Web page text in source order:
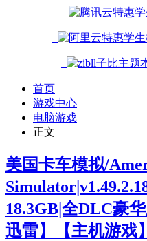
首页
游戏中心
电脑游戏
正文
美国卡车模拟/
18.3GB|全DLC豪
迅雷】
【主机游戏】